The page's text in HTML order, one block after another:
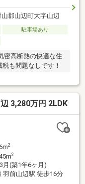
郡山辺町大字山辺
駐車場あり
密高断熱の快適な住
も問題なしです！
3,280万円 2LDK
2
2
月(築1年6ヶ月)
羽前山辺駅 徒歩16分